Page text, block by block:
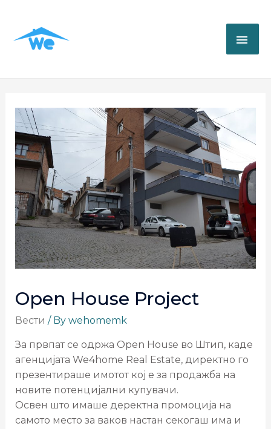
Open House Project
Вести / By wehomemk
За првпат се одржа Open House во Штип, каде
агенцијата We4home Real Estate, директно го
презентираше имотот кој е за продажба на
новите потенцијални купувачи.
Освен што имаше деректна промоција на
самото место за ваков настан секогаш има и